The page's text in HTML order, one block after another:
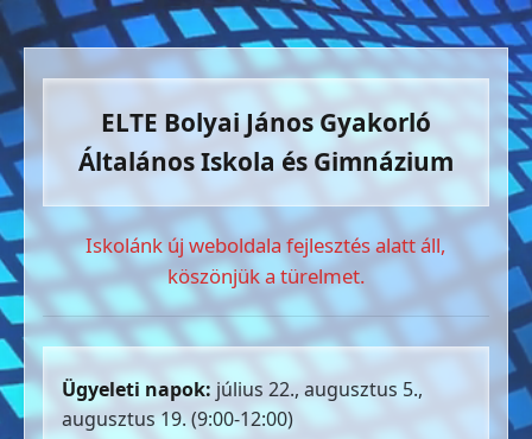
ELTE Bolyai János Gyakorló
Általános Iskola és Gimnázium
Iskolánk új weboldala fejlesztés alatt áll,
köszönjük a türelmet.
Ügyeleti napok: július 22., augusztus 5.,
augusztus 19. (9:00-12:00)